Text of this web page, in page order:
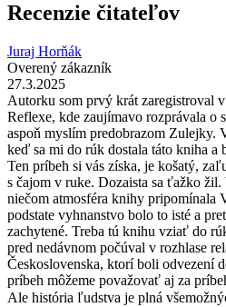
Recenzie čitateľov
Juraj Horňák
Overený zákazník
27.3.2025
Autorku som prvý krát zaregistroval
Reflexe, kde zaujímavo rozprávala o
aspoň myslím predobrazom Zulejky.
keď sa mi do rúk dostala táto kniha a
Ten príbeh si vás získa, je košatý,
s čajom v ruke. Dozaista sa ťažko
niečom atmosféra knihy pripomínala
podstate vyhnanstvo bolo to isté a
zachytené. Treba tú knihu vziať do
pred nedávnom počúval v rozhlase
Československa, ktorí boli odvezení
príbeh môžeme považovať aj za
Ale história ľudstva je plná